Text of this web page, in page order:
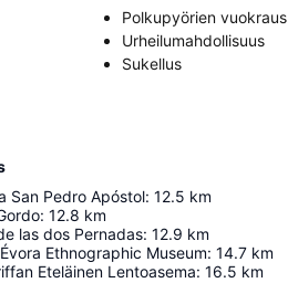
Polkupyörien vuokraus
Urheilumahdollisuus
Sukellus
San Pedro Apóstol: 12.5 km
: 12.8 km
las dos Pernadas: 12.9 km
Ethnographic Museum: 14.7 km
Eteläinen Lentoasema: 16.5 km